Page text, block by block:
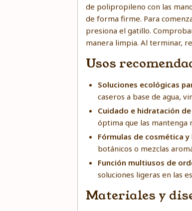
de polipropileno con las
de forma firme. Para
presiona el gatillo.
manera limpia. Al terminar,
Usos
Soluciones ecológicas
caseros a base de agua,
Cuidado e hidratación
óptima que las mantenga
Fórmulas de cosmética
botánicos o mezclas
Función multiusos de
soluciones ligeras en las
Materiales y